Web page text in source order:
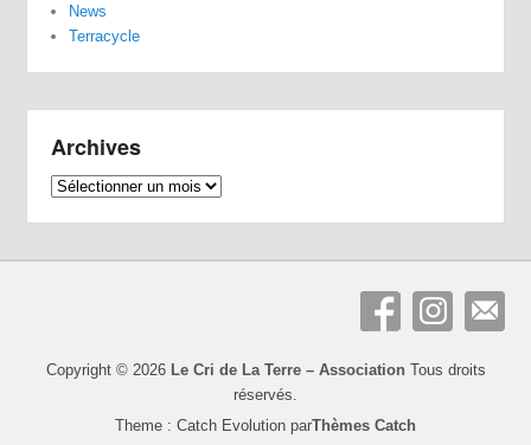
News
Terracycle
Archives
Archives
Copyright © 2026 Le Cri de La Terre – Association Tous droits
réservés.
Theme : Catch Evolution parThèmes Catch